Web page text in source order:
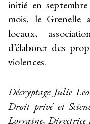
initié en
mois, le Grenelle
locaux,
d’élaborer des
violences.
Décryptage Julie
Droit privé et
Lorraine,